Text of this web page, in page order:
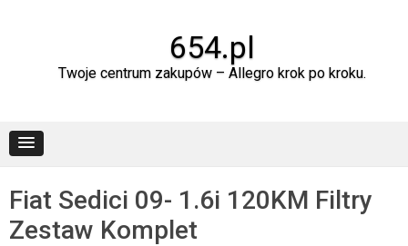
654.pl
Twoje centrum zakupów – Allegro krok po kroku.
Fiat Sedici 09- 1.6i 120KM Filtry
Zestaw Komplet